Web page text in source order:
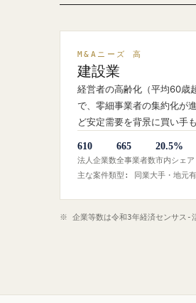
M&Aニーズ 高
建設業
経営者の高齢化（平均60歳
で、零細事業者の集約化が
ど安定需要を背景に買い手も
610
法人企業数
665
全事業者数
20.5%
市内シェア
主な案件類型: 同業大手・地元
※ 企業等数は令和3年経済センサス‐